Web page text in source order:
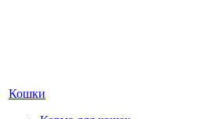
Кошки